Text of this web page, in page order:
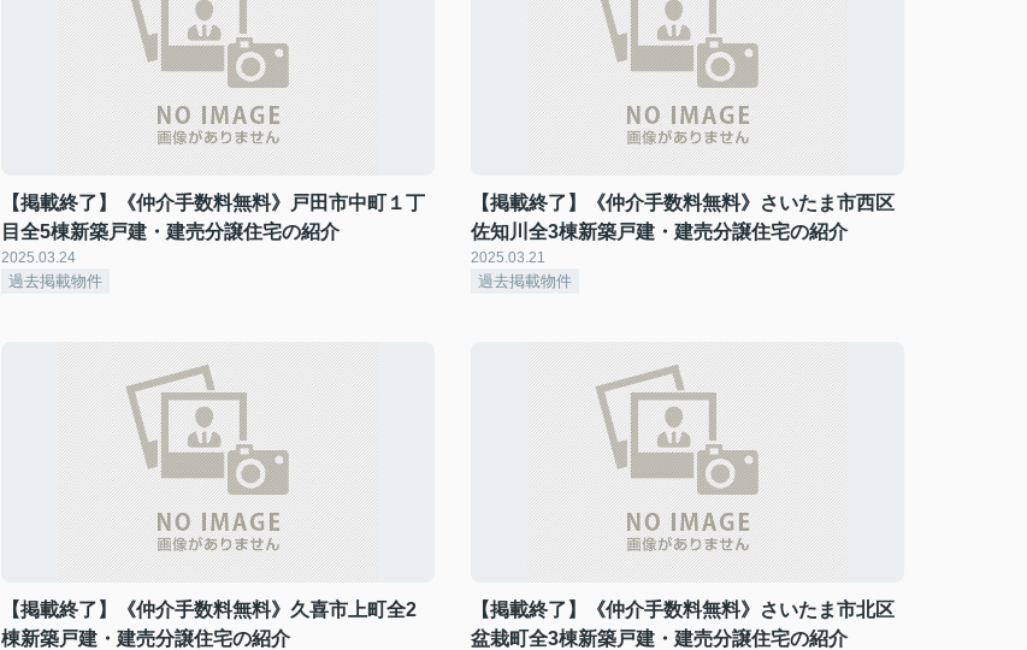
【掲載終了】《仲介手数料無料》戸田市中町１丁
目全5棟新築戸建・建売分譲住宅の紹介
2025.03.24
過去掲載物件
【掲載終了】《仲介手数料無料》さいたま市西区
佐知川全3棟新築戸建・建売分譲住宅の紹介
2025.03.21
過去掲載物件
【掲載終了】《仲介手数料無料》久喜市上町全2
棟新築戸建・建売分譲住宅の紹介
【掲載終了】《仲介手数料無料》さいたま市北区
盆栽町全3棟新築戸建・建売分譲住宅の紹介